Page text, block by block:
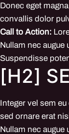
Donec eget
convallis dolor
Call to Action:
Nullam nec
Suspendisse
[H2]
Integer vel sem
sed ornare erat
Nullam nec